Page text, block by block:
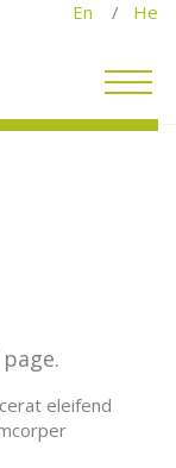
En / He
eleifend